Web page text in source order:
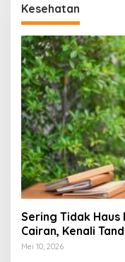
Kesehatan
Sering Tidak Haus
Cairan, Kenali
Mei 10, 2026